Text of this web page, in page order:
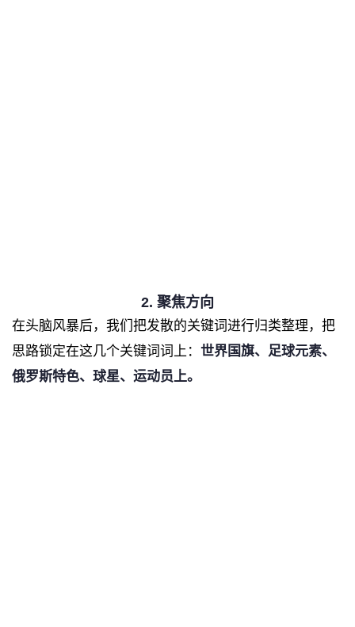
2. 聚焦方向
在头脑风暴后，我们把发散的关键词进行归类整理，把
思路锁定在这几个关键词词上： 世界国旗、足球元素、
俄罗斯特色、球星、运动员上。